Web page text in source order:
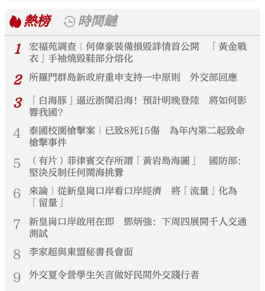
熱榜
時間鏈
1
宏福苑調查｜何偉豪裝備損毀詳情首公開 「黃金戰
衣」手袖燒毀鞋部分熔化
2 所羅門群島新政府重申支持一中原則 外交部回應
3
「白海豚」逼近浙閩沿海！預計明晚登陸 將如何影
響我國？
4
泰國校園槍擊案｜已致8死15傷 為年內第二起致命
槍擊事件
5
（有片）菲律賓交存所謂「黃岩島海圖」 國防部：
堅決反制任何鬧海挑釁
6
來論｜從新皇崗口岸看口岸經濟 將「流量」化為
「留量」
7
新皇崗口岸啟用在即 鄧炳強：下周四展開千人交通
測試
8 李家超與東盟秘書長會面
9 外交夏令營學生矢言做好民間外交踐行者